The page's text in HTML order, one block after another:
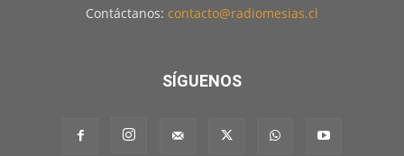
Contáctanos: contacto@radiomesias.cl
SÍGUENOS